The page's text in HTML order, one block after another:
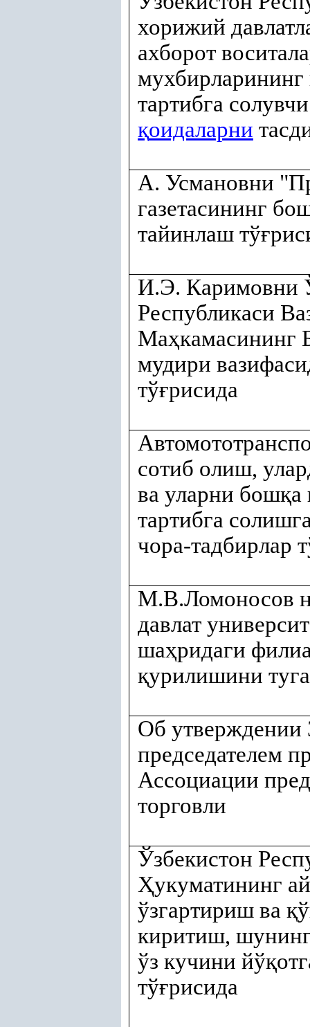
хорижий
ахборот
мухбирларининг
тартибга
қоидаларни
А. Усмановни
газетасининг
тайинлаш тўғ
И.Э. Каримовни
Республикаси
Маҳкамасининг
мудири
тўғрисида
сотиб олиш,
ва уларни бошқа
тартибга
чора-тадбирлар
М.В.Ломоносов
давлат
шаҳридаги
қурилишини
Об утверждении
председателем
Ассоциации
торговли
Ўзбекистон
Ҳукуматининг
ўзгартириш ва қ
киритиш,
ўз кучини йўқ
тўғрисида